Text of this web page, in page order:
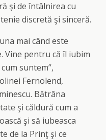
şi de întâlnirea cu
discretă şi sinceră.
mai când este
Vine pentru că îl iubim
suntem”,
Fernolend,
Bătrâna
şi căldură cum a
şi să iubeasca
de la Prinţ şi ce